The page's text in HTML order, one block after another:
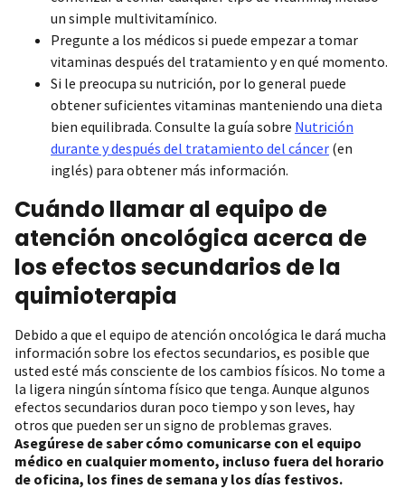
un simple multivitamínico.
Pregunte a los médicos si puede empezar a tomar
vitaminas después del tratamiento y en qué momento.
Si le preocupa su nutrición, por lo general puede
obtener suficientes vitaminas manteniendo una dieta
bien equilibrada. Consulte la guía sobre Nutrición
durante y después del tratamiento del cáncer (en
inglés) para obtener más información.
Cuándo llamar al equipo de
atención oncológica acerca de
los efectos secundarios de la
quimioterapia
Debido a que el equipo de atención oncológica le dará mucha
información sobre los efectos secundarios, es posible que
usted esté más consciente de los cambios físicos. No tome a
la ligera ningún síntoma físico que tenga. Aunque algunos
efectos secundarios duran poco tiempo y son leves, hay
otros que pueden ser un signo de problemas graves.
Asegúrese de saber cómo comunicarse con el equipo
médico en cualquier momento, incluso fuera del horario
de oficina, los fines de semana y los días festivos.